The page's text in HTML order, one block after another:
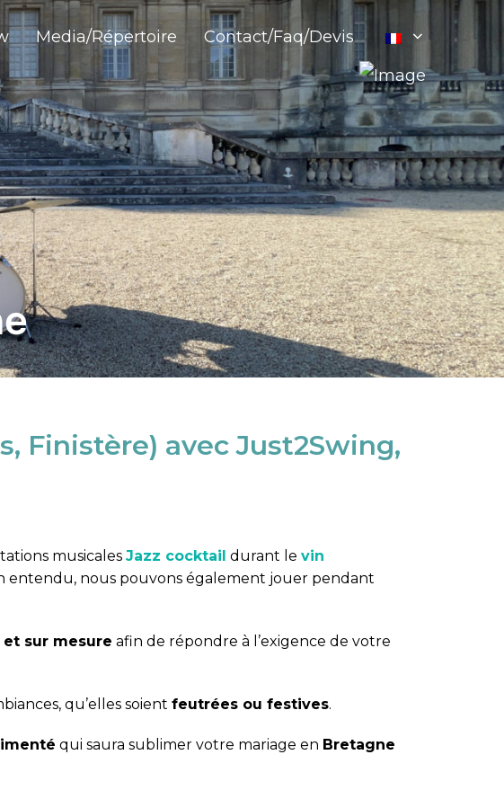
Media/Répertoire Contact/Faq/Devis
Finistère) avec Just2Swing,
musicales Jazz cocktail durant le vin
entendu, nous pouvons également jouer pendant
sur mesure afin de répondre à l’exigence de votre
qu’elles soient feutrées ou festives.
qui saura sublimer votre mariage en Bretagne